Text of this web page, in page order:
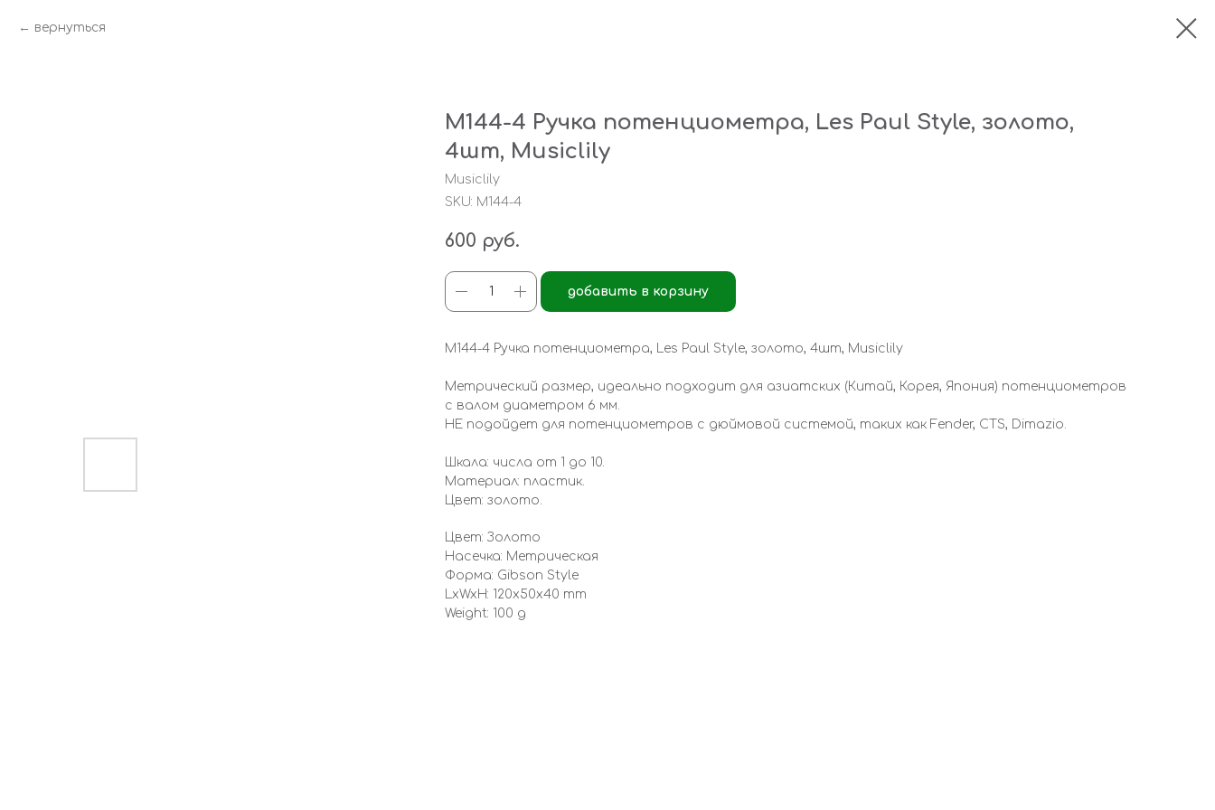
вернуться
M144-4 Ручка потенциометра, Les Paul Style, золото,
4шт, Musiclily
Musiclily
SKU: M144-4
600 руб.
добавить в корзину
M144-4 Ручка потенциометра, Les Paul Style, золото, 4шт, Musiclily
Метрический размер, идеально подходит для азиатских (Китай, Корея, Япония) потенциометров
с валом диаметром 6 мм.
НЕ подойдет для потенциометров с дюймовой системой, таких как Fender, CTS, Dimazio.
Шкала: числа от 1 до 10.
Материал: пластик.
Цвет: золото.
Цвет: Золото
Насечка: Метрическая
Форма: Gibson Style
LxWxH: 120x50x40 mm
Weight: 100 g